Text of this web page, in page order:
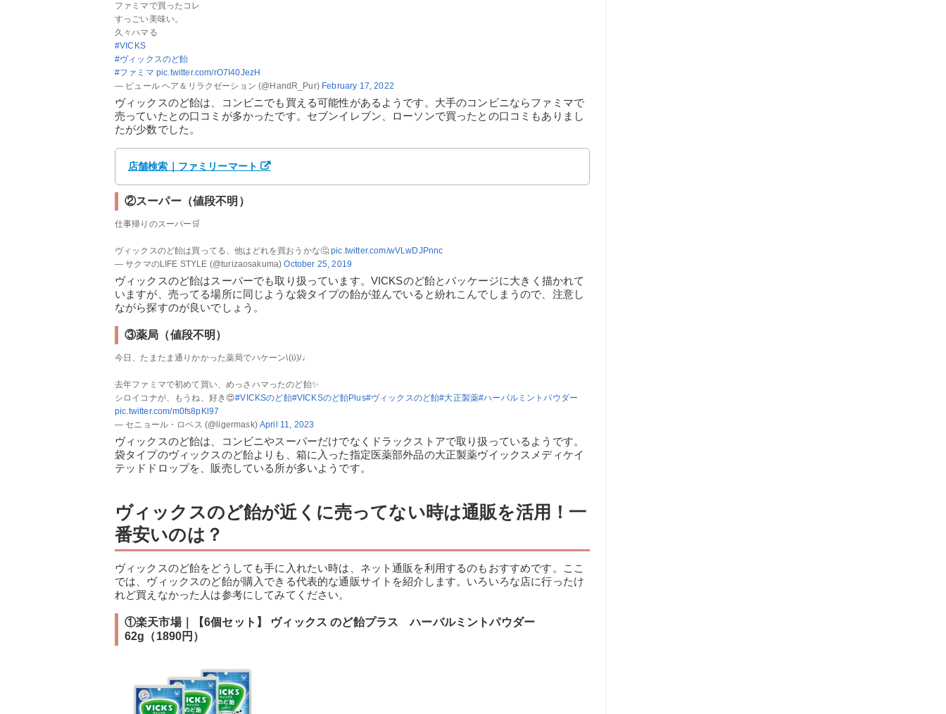
ファミマで買ったコレ
すっごい美味い。
久々ハマる
#VICKS
#ヴィックスのど飴
#ファミマ pic.twitter.com/rO7I40JezH
— ピュール ヘア＆リラクゼーション (@HandR_Pur) February 17, 2022
ヴィックスのど飴は、コンビニでも買える可能性があるようです。大手のコンビニならファミマで
売っていたとの口コミが多かったです。セブンイレブン、ローソンで買ったとの口コミもありまし
たが少数でした。
店舗検索｜ファミリーマート
②スーパー（値段不明）
仕事帰りのスーパー🛒
ヴィックスのど飴は買ってる、他はどれを買おうかな🤔pic.twitter.com/wVLwDJPnnc
— サクマのLIFE STYLE (@turizaosakuma)October 25, 2019
ヴィックスのど飴はスーパーでも取り扱っています。VICKSのど飴とパッケージに大きく描かれて
いますが、売ってる場所に同じような袋タイプの飴が並んでいると紛れこんでしまうので、注意し
ながら探すのが良いでしょう。
③薬局（値段不明）
今日、たまたま通りかかった薬局でハケーン\⁠(⁠ϋ⁠)⁠/⁠♩
去年ファミマで初めて買い、めっさハマったのど飴✨
シロイコナが、もうね、好き😍#VICKSのど飴#VICKSのど飴Plus#ヴィックスのど飴#大正製薬#ハーバルミントパウダー
pic.twitter.com/m0fs8pKl97
— セニョール・ロペス (@ligermask) April 11, 2023
ヴィックスのど飴は、コンビニやスーパーだけでなくドラックストアで取り扱っているようです。
袋タイプのヴィックスのど飴よりも、箱に入った指定医薬部外品の大正製薬ヴイックスメディケイ
テッドドロップを、販売している所が多いようです。
ヴィックスのど飴が近くに売ってない時は通販を活用！一
番安いのは？
ヴィックスのど飴をどうしても手に入れたい時は、ネット通販を利用するのもおすすめです。ここ
では、ヴィックスのど飴が購入できる代表的な通販サイトを紹介します。いろいろな店に行ったけ
れど買えなかった人は参考にしてみてください。
①楽天市場｜【6個セット】 ヴィックス のど飴プラス ハーバルミントパウダー
62g（1890円）